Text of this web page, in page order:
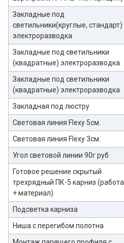
Закладные под
светильники(круглые, стандарт)
электроразводка
Закладные под светильники
(квадратные) электроразводка
Закладные под светильники
(квадратные) электроразводка
Закладная под люстру
Световая линия Flexy 5см.
Световая линия Flexy 3см.
Угол световой линии 90г руб
Готовое решение скрытый
трехрядный ПК-5 карниз (работа
+ материал)
Подсветка карниза
Ниша с перегибом полотна